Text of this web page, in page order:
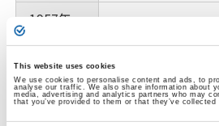
This website uses cookies
We use cookies to personalise content and ads, to
analyse our traffic. We also share information about
media, advertising and analytics partners who may
that you’ve provided to them or that they’ve
1957年
動物用医薬品の
1962年
11月
本社を港区赤坂